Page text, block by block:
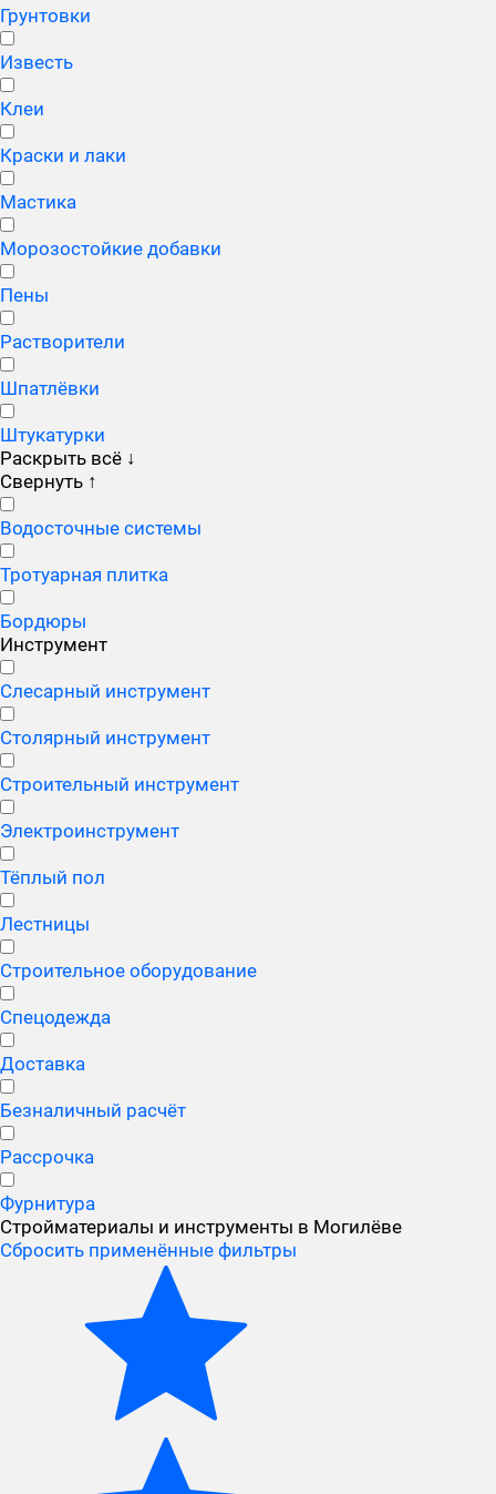
Грунтовки
Известь
Клеи
Краски и лаки
Мастика
Морозостойкие добавки
Пены
Растворители
Шпатлёвки
Штукатурки
Раскрыть всё ↓
Свернуть ↑
Водосточные системы
Тротуарная плитка
Бордюры
Инструмент
Слесарный инструмент
Столярный инструмент
Строительный инструмент
Электроинструмент
Тёплый пол
Лестницы
Строительное оборудование
Спецодежда
Доставка
Безналичный расчёт
Рассрочка
Фурнитура
Стройматериалы и инструменты в Могилёве
Сбросить применённые фильтры